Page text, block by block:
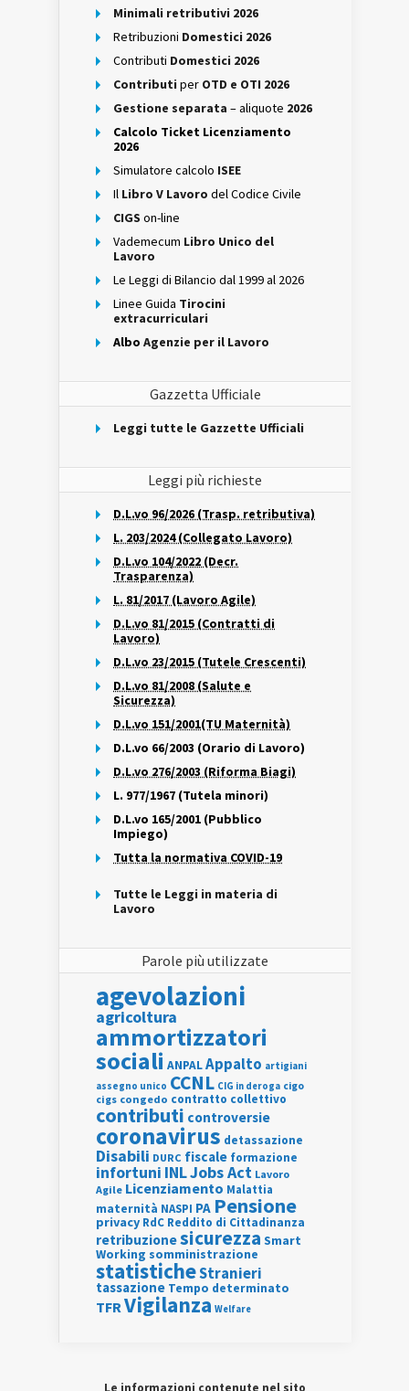
Minimali retributivi 2026
Retribuzioni Domestici 2026
Contributi Domestici 2026
Contributi per OTD e OTI 2026
Gestione separata – aliquote 2026
Calcolo Ticket Licenziamento
2026
Simulatore calcolo ISEE
Il Libro V Lavoro del Codice Civile
CIGS on-line
Vademecum Libro Unico del
Lavoro
Le Leggi di Bilancio dal 1999 al 2026
Linee Guida Tirocini
extracurriculari
Albo Agenzie per il Lavoro
Gazzetta Ufficiale
Leggi tutte le Gazzette Ufficiali
Leggi più richieste
D.L.vo 96/2026 (Trasp. retributiva)
L. 203/2024 (Collegato Lavoro)
D.L.vo 104/2022 (Decr.
Trasparenza)
L. 81/2017 (Lavoro Agile)
D.L.vo 81/2015 (Contratti di
Lavoro)
D.L.vo 23/2015 (Tutele Crescenti)
D.L.vo 81/2008 (Salute e
Sicurezza)
D.L.vo 151/2001(TU Maternità)
D.L.vo 66/2003 (Orario di Lavoro)
D.L.vo 276/2003 (Riforma Biagi)
L. 977/1967 (Tutela minori)
D.L.vo 165/2001 (Pubblico
Impiego)
Tutta la normativa COVID-19
Tutte le Leggi in materia di
Lavoro
Parole più utilizzate
agevolazioni
agricoltura
ammortizzatori
sociali ANPALAppalto artigiani
assegno unico CCNL CIG in deroga cigo
cigs congedo contratto collettivo
contributi controversie
coronavirus detassazione
Disabili DURC fiscale formazione
infortuni INLJobs Act Lavoro
Agile Licenziamento Malattia
maternità NASPI PA Pensione
privacy RdC Reddito di Cittadinanza
retribuzionesicurezza Smart
Working somministrazione
statisticheStranieri
tassazione Tempo determinato
TFRVigilanza Welfare
Le informazioni contenute nel sito